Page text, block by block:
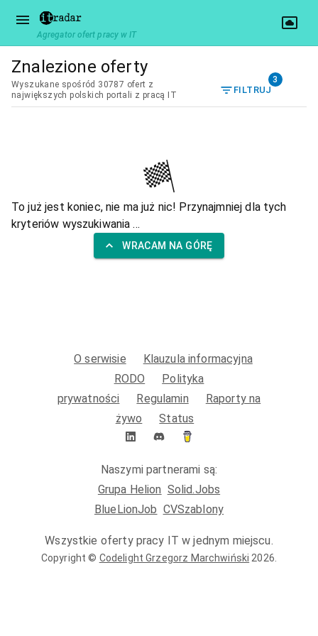
Agregator ofert pracy w IT
Znalezione oferty
Wyszukane spośród 30787 ofert z
największych polskich portali z pracą IT
FILTRUJ
3
To już jest koniec, nie ma już nic! Przynajmniej dla tych
kryteriów wyszukiwania ...
WRACAM NA GÓRĘ
O serwisie
Klauzula informacyjna
RODO
Polityka
prywatności
Regulamin
Raporty na
żywo
Status
Naszymi partnerami są:
Grupa Helion Solid.Jobs
BlueLionJob CVSzablony
Wszystkie oferty pracy IT w jednym miejscu.
Copyright © Codelight Grzegorz Marchwiński 2026